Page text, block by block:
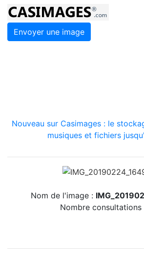
Envoyer une image
Nouveau sur Casimages : le
musiques et fichiers
Nom de l'image :
Nombre consultations